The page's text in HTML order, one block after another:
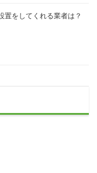
置をしてくれる業者は？